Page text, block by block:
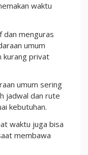
waktu
dan menguras
umum
kurang privat
umum sering
jadwal dan rute
kebutuhan.
waktu juga bisa
membawa